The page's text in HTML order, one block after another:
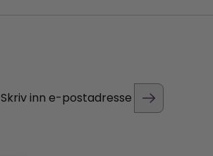
Skriv inn e-postadresse